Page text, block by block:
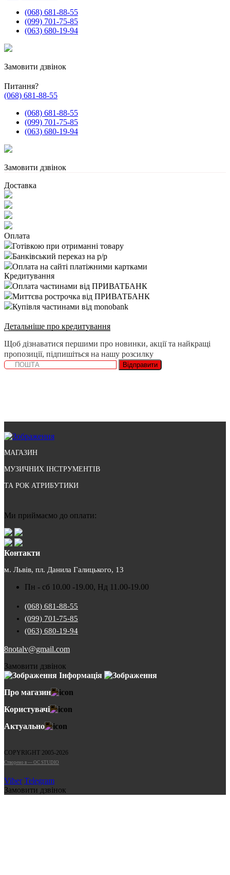
(068) 681-88-55
(099) 701-75-85
(063) 680-19-94
Замовити дзвінок
Питання?
(068) 681-88-55
(068) 681-88-55
(099) 701-75-85
(063) 680-19-94
Замовити дзвінок
Доставка
Оплата
Готівкою при отриманні товару
Банківський переказ на р/р
Оплата на сайті платіжними картками
Кредитування
Оплата частинами від ПРИВАТБАНК
Миттєва рострочка від ПРИВАТБАНК
Купівля частинами від monobank
Детальніше про кредитування
Щоб дізнаватися першими про новинки, акції та найкращі
пропозиції, підпишіться на нашу розсилку
Відправити
МАГАЗИН
МУЗИЧНИХ ІНСТРУМЕНТІВ
ТА РОК АТРИБУТИКИ
Ми приймаємо до оплати:
Контакти
м. Львів, пл. Данила Галицького, 13
Пн - сб 10.00 -19.00, Нд 11.00-19.00
(068) 681-88-55
(099) 701-75-85
(063) 680-19-94
8notalv@gmail.com
Замовити дзвінок
Інформація
Про магазин
Користувачі
Актуально
COPYRIGHT 2005-2026
Cтворено в — OC STUDIO
Viber Telegram
Замовити дзвінок